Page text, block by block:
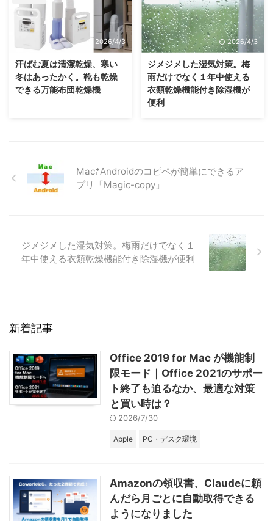
2026/4/3
汗ばむ夏は清潔乾燥、寒い
冬はあったかく。靴も乾燥
できる万能布団乾燥機
2026/4/3
ジメジメした湿気対策。梅
雨だけでなく１年中使える
衣類乾燥機能付き除湿機が
便利
Mac⇄Androidのコピペが簡単にできるア
プリ「Magic-copy」
ジメジメした湿気対策。梅雨だけでなく１
年中使える衣類乾燥機能付き除湿機が便利
新着記事
Office 2019 for Mac が機能制
限モード｜Office 2021のサポー
ト終了も迫るなか、最適な対策
と買い時は？
2026/7/30
Apple PC・デスク環境
Amazonの領収書、Claudeに頼
んだら月ごとに自動取得できる
ようになりました